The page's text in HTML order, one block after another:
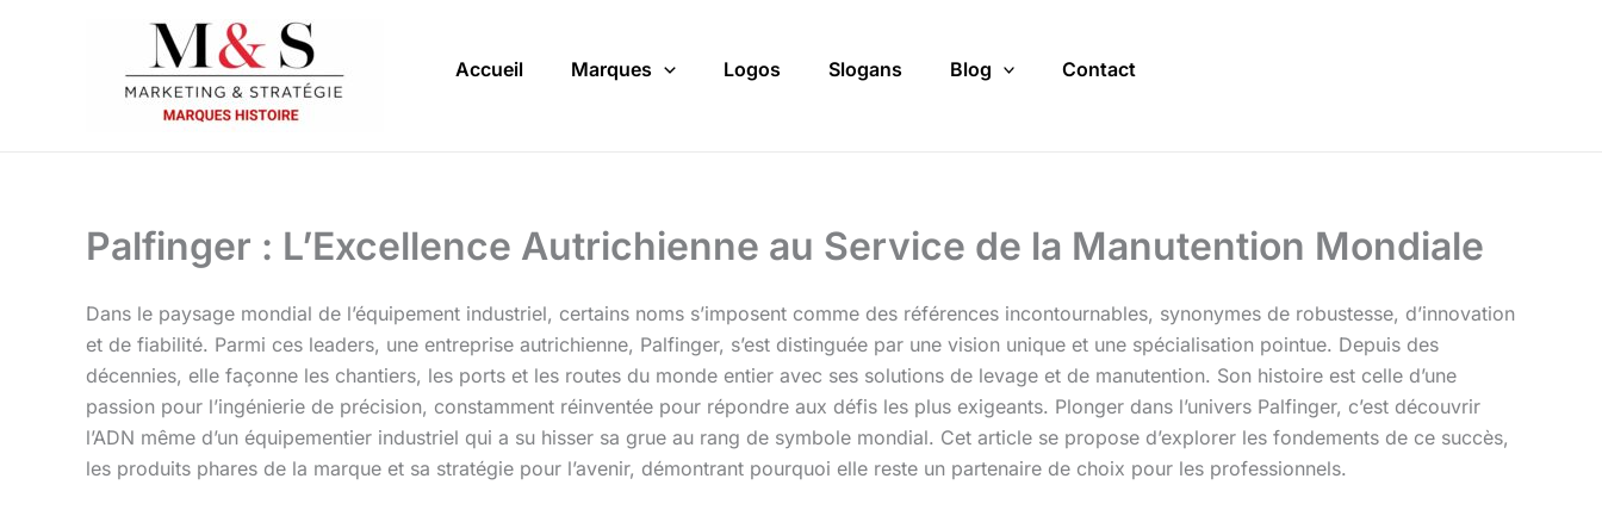
Accueil Marques Logos Slogans Blog Contact
Palfinger : L’Excellence Autrichienne au Service de la Manutention Mondiale
Dans le paysage mondial de l’équipement industriel, certains noms s’imposent comme des références incontournables, synonymes de robustesse, d’innovation
et de fiabilité. Parmi ces leaders, une entreprise autrichienne, Palfinger, s’est distinguée par une vision unique et une spécialisation pointue. Depuis des
décennies, elle façonne les chantiers, les ports et les routes du monde entier avec ses solutions de levage et de manutention. Son histoire est celle d’une
passion pour l’ingénierie de précision, constamment réinventée pour répondre aux défis les plus exigeants. Plonger dans l’univers Palfinger, c’est découvrir
l’ADN même d’un équipementier industriel qui a su hisser sa grue au rang de symbole mondial. Cet article se propose d’explorer les fondements de ce succès,
les produits phares de la marque et sa stratégie pour l’avenir, démontrant pourquoi elle reste un partenaire de choix pour les professionnels.